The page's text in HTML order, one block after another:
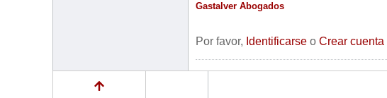
Gastalver Abogados
Por favor, Identificarse o Crear cuenta